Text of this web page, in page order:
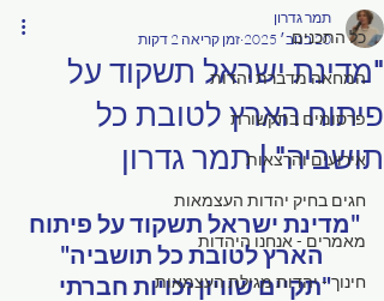
כל התכנים
המחאה מדברת יהדות
פרסומים בתקשורת
אירועים והרצאות
חגים בחיק יהדות העצמאות
מאמרים - אנחנו היהדות
חינוך - יהדות מגילת העצמאות
"מדינת ישראל תשקוד על
פיתוח הארץ לטובת כל
תושביה" | תמר גדרון
תמר גדרון
20 בנוב׳ 2025
זמן קריאה 2 דקות
"מדינת ישראל תשקוד על פיתוח
הארץ לטובת כל תושביה"
"תקיים שוויון זכויות חברתי